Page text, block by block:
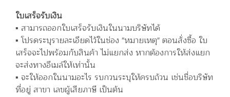
ใบเสร็จรับเงิน
▪️ สามารถออกใบเสร็จรับเงินในนามบริษัทได้
▪️ โปรดระบุรายละเอียดไว้ในช่อง "หมายเหตุ" ตอนสั่งซื้อ ใบ
เสร็จจะไปพร้อมกับสินค้า ไม่แยกส่ง หากต้องการให้ส่งแยก
จะส่งทางอีเมล์ให้เท่านั้น
▪️ จะให้ออกในนามอะไร รบกวนระบุให้ครบถ้วน เช่นชื่อบริษัท
ที่อยู่ สาขา เลขผู้เสียภาษี เป็นต้น